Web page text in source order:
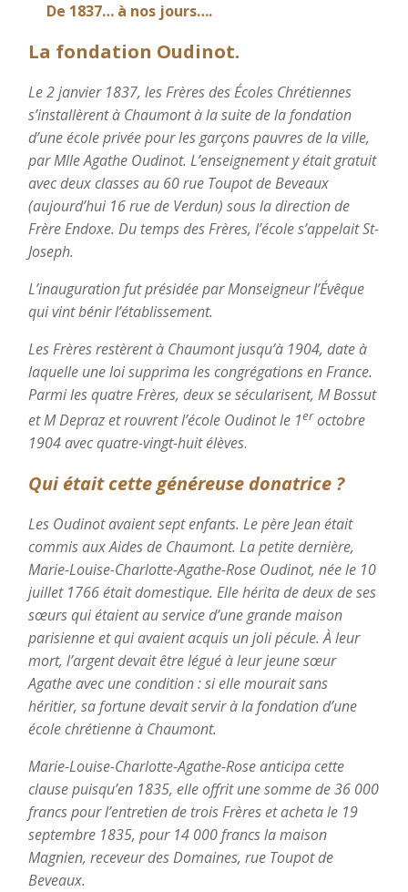
De 1837… à nos jours….
La fondation Oudinot.
Le 2 janvier 1837, les Frères des Écoles Chrétiennes
s’installèrent à Chaumont à la suite de la fondation
d’une école privée pour les garçons pauvres de la ville,
par Mlle Agathe Oudinot. L’enseignement y était gratuit
avec deux classes au 60 rue Toupot de Beveaux
(aujourd’hui 16 rue de Verdun) sous la direction de
Frère Endoxe. Du temps des Frères, l’école s’appelait St-
Joseph.
L’inauguration fut présidée par Monseigneur l’Évêque
qui vint bénir l’établissement.
Les Frères restèrent à Chaumont jusqu’à 1904, date à
laquelle une loi supprima les congrégations en France.
Parmi les quatre Frères, deux se sécularisent, M Bossut
et M Depraz et rouvrent l’école Oudinot le 1eroctobre
1904 avec quatre-vingt-huit élèves.
Qui était cette généreuse donatrice ?
Les Oudinot avaient sept enfants. Le père Jean était
commis aux Aides de Chaumont. La petite dernière,
Marie-Louise-Charlotte-Agathe-Rose Oudinot, née le 10
juillet 1766 était domestique. Elle hérita de deux de ses
sœurs qui étaient au service d’une grande maison
parisienne et qui avaient acquis un joli pécule. À leur
mort, l’argent devait être légué à leur jeune sœur
Agathe avec une condition : si elle mourait sans
héritier, sa fortune devait servir à la fondation d’une
école chrétienne à Chaumont.
Marie-Louise-Charlotte-Agathe-Rose anticipa cette
clause puisqu’en 1835, elle offrit une somme de 36 000
francs pour l’entretien de trois Frères et acheta le 19
septembre 1835, pour 14 000 francs la maison
Magnien, receveur des Domaines, rue Toupot de
Beveaux.